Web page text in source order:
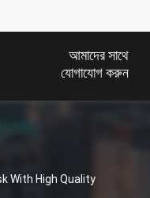
আমাদের সাথে
যোগাযোগ করুন
With High Quality